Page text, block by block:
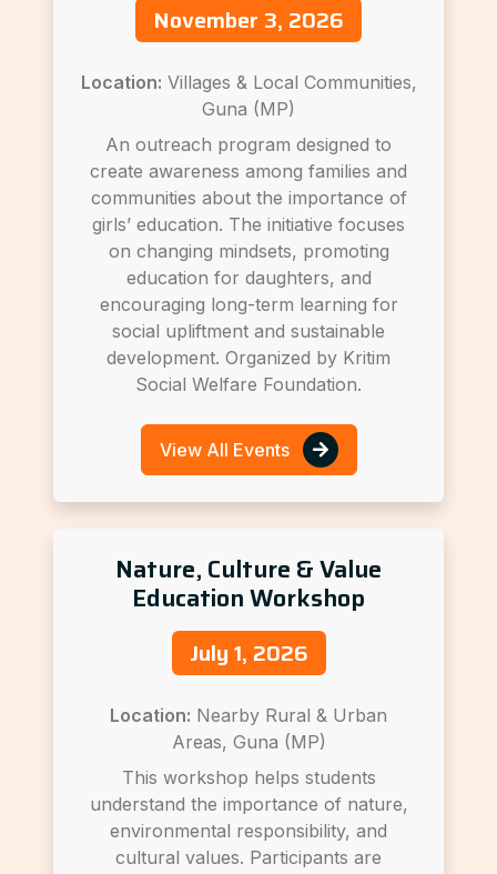
November 3, 2026
Location: Villages & Local Communities,
Guna (MP)
An outreach program designed to
create awareness among families and
communities about the importance of
girls’ education. The initiative focuses
on changing mindsets, promoting
education for daughters, and
encouraging long-term learning for
social upliftment and sustainable
development. Organized by Kritim
Social Welfare Foundation.
View All Events
Nature, Culture & Value
Education Workshop
July 1, 2026
Location: Nearby Rural & Urban
Areas, Guna (MP)
This workshop helps students
understand the importance of nature,
environmental responsibility, and
cultural values. Participants are